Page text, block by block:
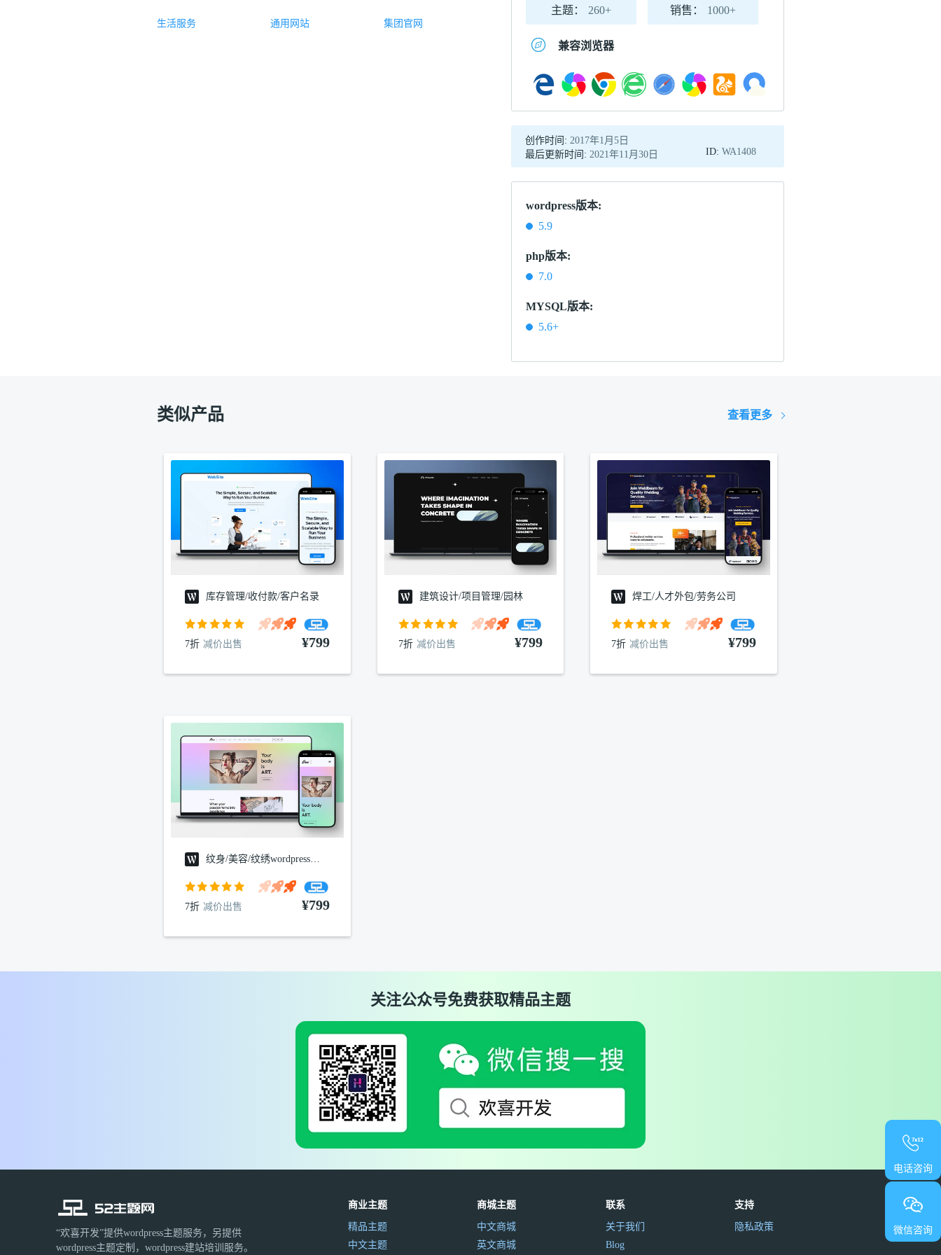
生活服务 通用网站 集团官网
主题： 260+ 销售： 1000+
兼容浏览器
创作时间: 2017年1月5日
最后更新时间: 2021年11月30日 ID: WA1408
wordpress版本:
5.9
php版本:
7.0
MYSQL版本:
5.6+
类似产品 查看更多
库存管理/收付款/客户名录
7折 减价出售 ¥799
建筑设计/项目管理/园林
7折 减价出售 ¥799
焊工/人才外包/劳务公司
7折 减价出售 ¥799
纹身/美容/纹绣wordpress主题
7折 减价出售 ¥799
关注公众号免费获取精品主题
“欢喜开发”提供wordpress主题服务，另提供
wordpress主题定制，wordpress建站培训服务。
商业主题
精品主题
中文主题
商城主题
中文商城
英文商城
联系
关于我们
Blog
支持
隐私政策
电话咨询
微信咨询